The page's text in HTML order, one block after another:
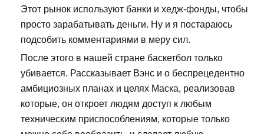
Этот рынок используют банки и хедж-фонды, чтобы
просто зарабатывать деньги. Ну и я постараюсь
подсобить комментариями в меру сил.
После этого в нашей стране баскетбол только
убивается. Рассказывает Вэнс и о беспрецедентно
амбициозных планах и целях Маска, реализовав
которые, он откроет людям доступ к любым
техническим приспособлениям, которые только